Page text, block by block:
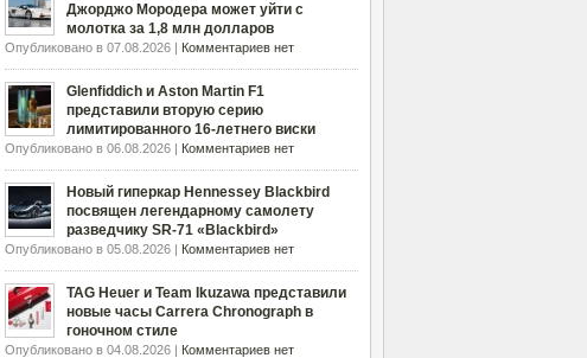
Джорджо Мородера может уйти с
молотка за 1,8 млн долларов
Опубликовано в 07.08.2026 | Комментариев нет
Glenfiddich и Aston Martin F1
представили вторую серию
лимитированного 16-летнего виски
Опубликовано в 06.08.2026 | Комментариев нет
Новый гиперкар Hennessey Blackbird
посвящен легендарному самолету
разведчику SR-71 «Blackbird»
Опубликовано в 05.08.2026 | Комментариев нет
TAG Heuer и Team Ikuzawa представили
новые часы Carrera Chronograph в
гоночном стиле
Опубликовано в 04.08.2026 | Комментариев нет